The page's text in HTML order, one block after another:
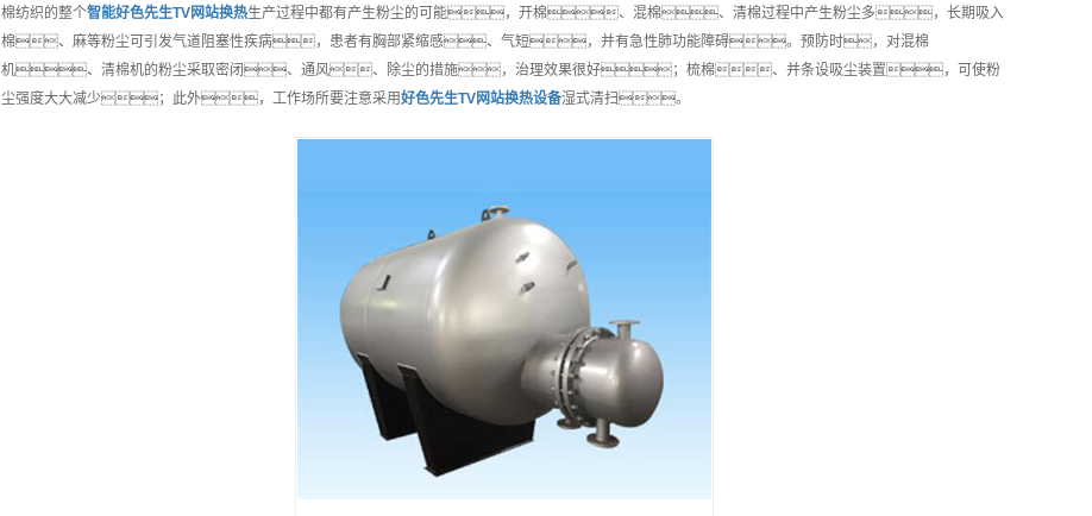
棉纺织的整个智能好色先生TV网站换热生产过程中都有产生粉尘的可能，开棉、混棉、清棉过程中产生粉尘多，长期吸入
棉、麻等粉尘可引发气道阻塞性疾病，患者有胸部紧缩感、气短，并有急性肺功能障碍。预防时，对混棉
机、清棉机的粉尘采取密闭、通风、除尘的措施，治理效果很好；梳棉、并条设吸尘装置，可使粉
尘强度大大减少；此外，工作场所要注意采用好色先生TV网站换热设备湿式清扫。